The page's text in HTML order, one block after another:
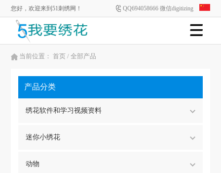
您好，欢迎来到51刺绣网！ QQ694058666 微信digitizing
当前位置：首页 / 全部产品
产品分类
绣花软件和学习视频资料
迷你小绣花
动物